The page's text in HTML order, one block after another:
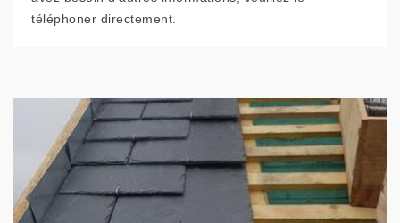
téléphoner directement.